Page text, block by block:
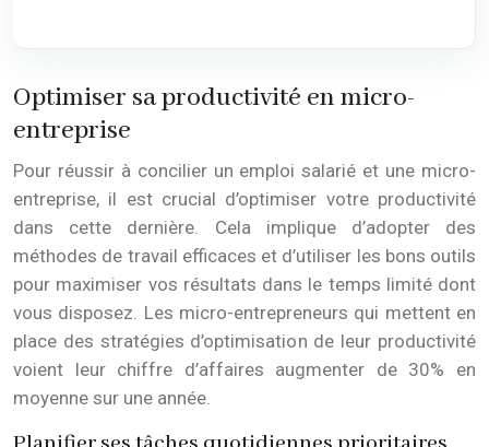
Optimiser sa productivité en micro-
entreprise
Pour réussir à concilier un emploi salarié et une micro-
entreprise, il est crucial d’optimiser votre productivité
dans cette dernière. Cela implique d’adopter des
méthodes de travail efficaces et d’utiliser les bons outils
pour maximiser vos résultats dans le temps limité dont
vous disposez. Les micro-entrepreneurs qui mettent en
place des stratégies d’optimisation de leur productivité
voient leur chiffre d’affaires augmenter de 30% en
moyenne sur une année.